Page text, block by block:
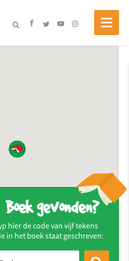
Boek gevonden?
hier de code van vijf tekens
in het boek staat geschreven: